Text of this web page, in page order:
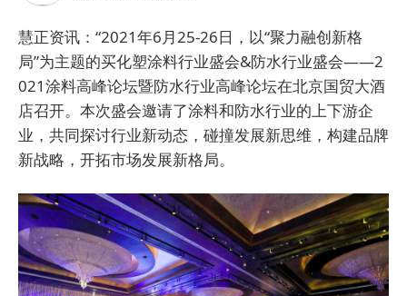
慧正资讯：“2021年6月25-26日，以“聚力融创新格
局”为主题的买化塑涂料行业盛会&防水行业盛会——2
021涂料高峰论坛暨防水行业高峰论坛在北京国贸大酒
店召开。本次盛会邀请了涂料和防水行业的上下游企
业，共同探讨行业新动态，碰撞发展新思维，构建品牌
新战略，开拓市场发展新格局。